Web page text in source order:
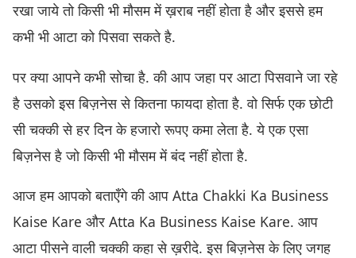
रखा जाये तो किसी भी मौसम में ख़राब नहीं होता है और इससे हम
कभी भी आटा को पिसवा सकते है.
पर क्या आपने कभी सोचा है. की आप जहा पर आटा पिसवाने जा रहे
है उसको इस बिज़नेस से कितना फायदा होता है. वो सिर्फ एक छोटी
सी चक्की से हर दिन के हजारो रूपए कमा लेता है. ये एक एसा
बिज़नेस है जो किसी भी मौसम में बंद नहीं होता है.
आज हम आपको बताएँगे की आप Atta Chakki Ka Business
Kaise Kare और Atta Ka Business Kaise Kare. आप
आटा पीसने वाली चक्की कहा से ख़रीदे. इस बिज़नेस के लिए जगह